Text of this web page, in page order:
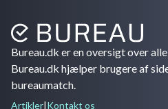
Bureau.dk er en oversigt over
Bureau.dk hjælper brugere af
bureaumatch.
Artikler|Kontakt os